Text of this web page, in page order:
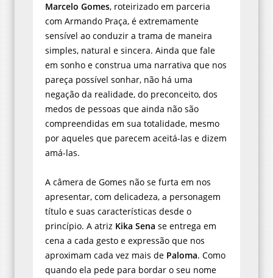
Marcelo Gomes, roteirizado em parceria
com Armando Praça, é extremamente
sensível ao conduzir a trama de maneira
simples, natural e sincera. Ainda que fale
em sonho e construa uma narrativa que nos
pareça possível sonhar, não há uma
negação da realidade, do preconceito, dos
medos de pessoas que ainda não são
compreendidas em sua totalidade, mesmo
por aqueles que parecem aceitá-las e dizem
amá-las.
A câmera de Gomes não se furta em nos
apresentar, com delicadeza, a personagem
título e suas características desde o
princípio. A atriz Kika Sena se entrega em
cena a cada gesto e expressão que nos
aproximam cada vez mais de Paloma. Como
quando ela pede para bordar o seu nome